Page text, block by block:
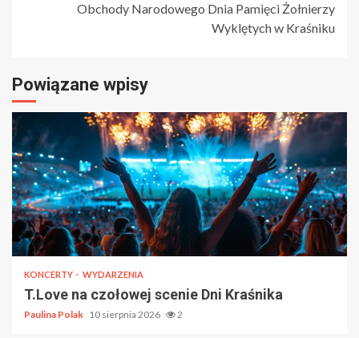
Obchody Narodowego Dnia Pamięci Żołnierzy
Wyklętych w Kraśniku
Powiązane wpisy
KONCERTY WYDARZENIA
T.Love na czołowej scenie Dni Kraśnika
Paulina Polak 10 sierpnia 2026 2